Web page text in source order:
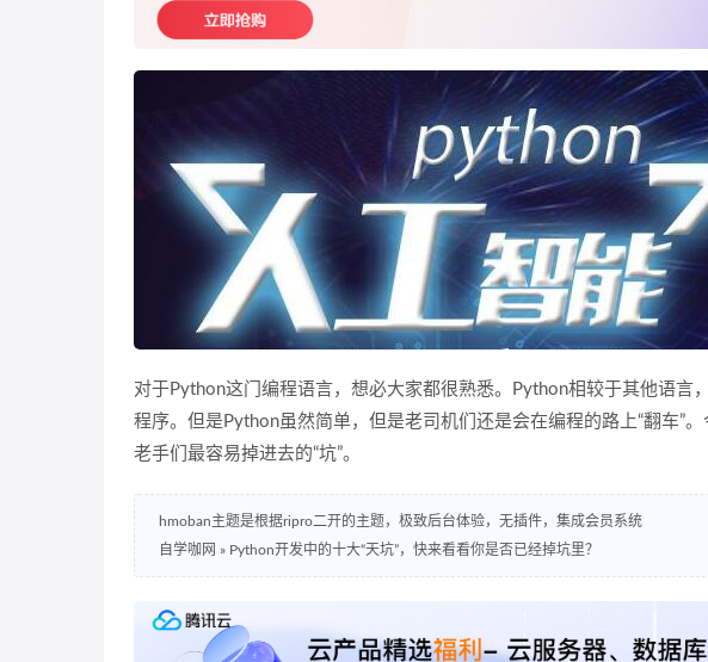
对于Python这门编程语言，想必大家都很熟悉。Python相较于其他语言
程序。但是Python虽然简单，但是老司机们还是会在编程的路上“翻车”
老手们最容易掉进去的“坑”。
hmoban主题是根据ripro二开的主题，极致后台体验，无插件，集成会员系统
自学咖网 » Python开发中的十大“天坑”，快来看看你是否已经掉坑里？